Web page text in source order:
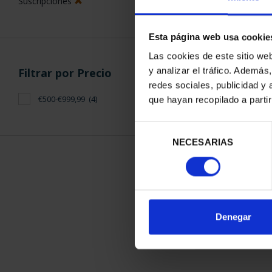
Esta página web usa
Las cookies de este sitio
y analizar el tráfico.
redes sociales, publicidad y
que hayan recopilado a
consentimiento
NECESARIAS
Denegar
Filtrar por Precio
€500-€999,99 (4)
Sólo para
ORDENAR POR: